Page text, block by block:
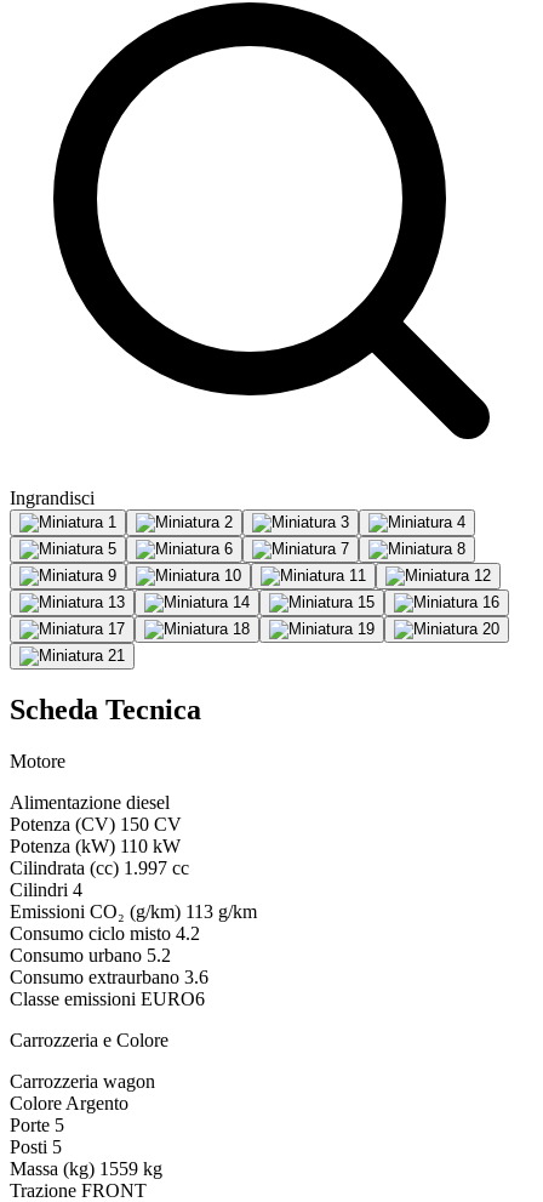
Ingrandisci
Scheda Tecnica
Motore
Alimentazione diesel
Potenza (CV) 150 CV
Potenza (kW) 110 kW
Cilindrata (cc) 1.997 cc
Cilindri 4
Emissioni CO₂ (g/km) 113 g/km
Consumo ciclo misto 4.2
Consumo urbano 5.2
Consumo extraurbano 3.6
Classe emissioni EURO6
Carrozzeria e Colore
Carrozzeria wagon
Colore Argento
Porte 5
Posti 5
Massa (kg) 1559 kg
Trazione FRONT